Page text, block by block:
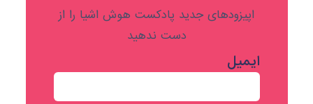
اپیزودهای جدید پادکست هوش اشیا را از
دست ندهید
ایمیل